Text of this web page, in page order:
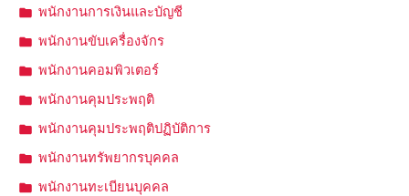
พนักงานการเงินและบัญชี
พนักงานขับเครื่องจักร
พนักงานคอมพิวเตอร์
พนักงานคุมประพฤติ
พนักงานคุมประพฤติปฏิบัติการ
พนักงานทรัพยากรบุคคล
พนักงานทะเบียนบุคคล